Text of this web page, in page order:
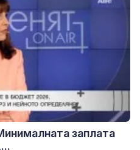
заплата